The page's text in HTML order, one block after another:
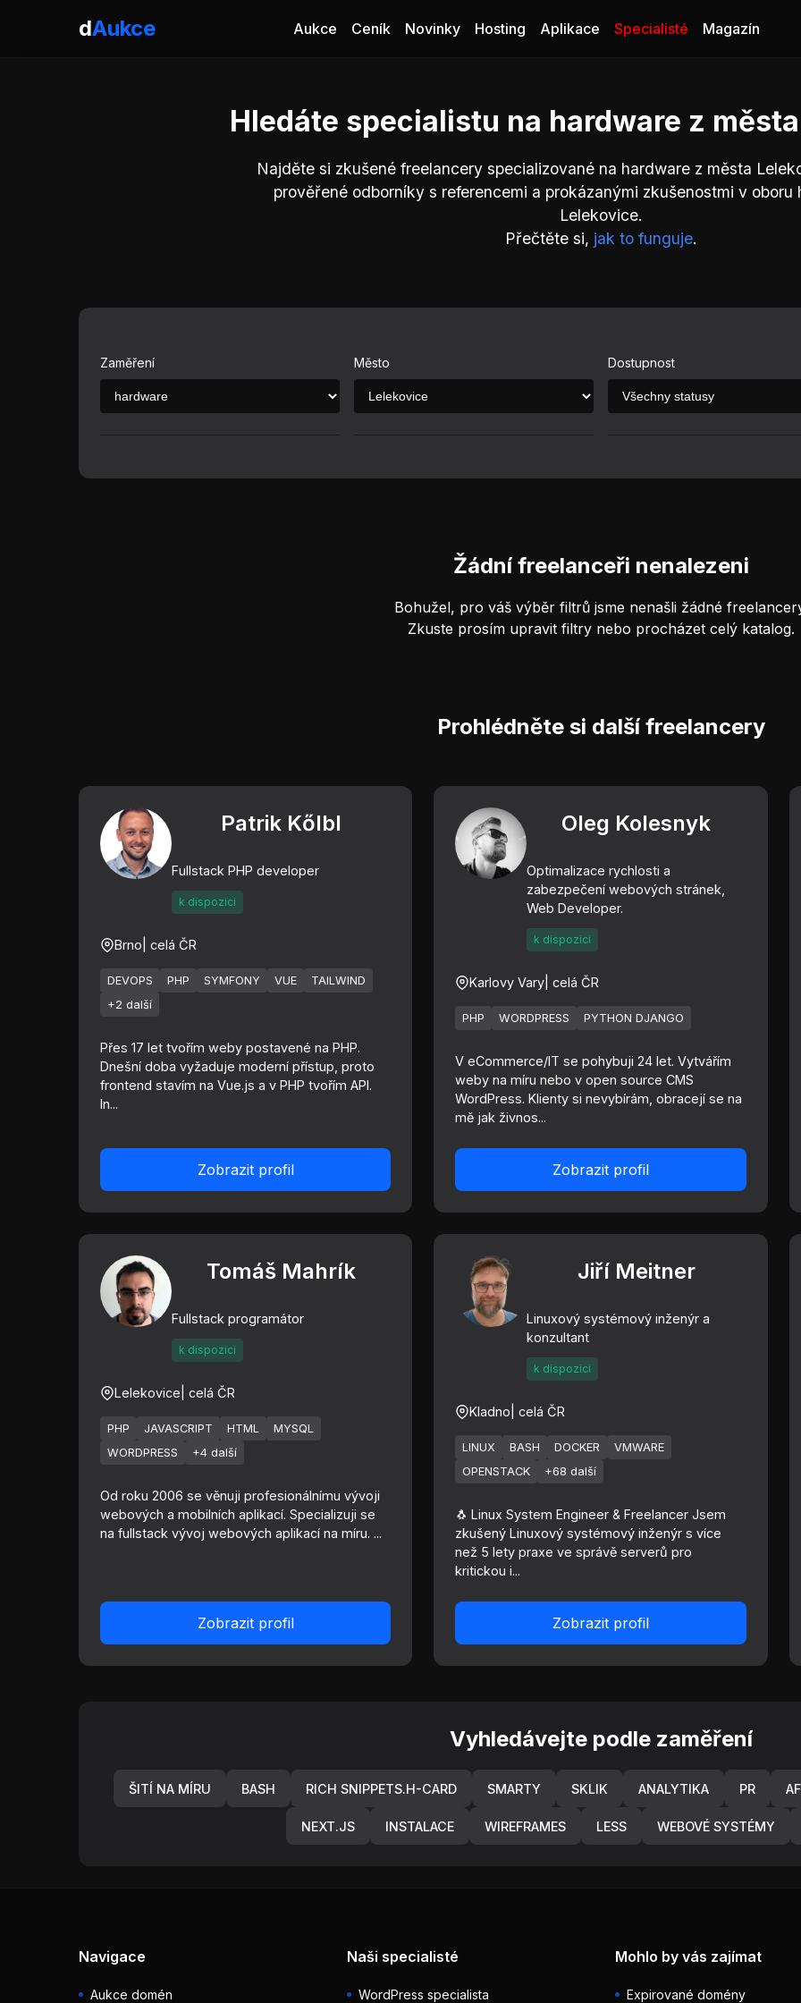
dAukce Aukce Ceník Novinky Hosting Aplikace Specialisté Magazín
Hledáte specialistu na hardware z
Najděte si zkušené freelancery specializované na hardware z města
prověřené odborníky s referencemi a prokázanými zkušenostmi v oboru
Lelekovice.
Přečtěte si, jak to funguje.
Zaměření Město Dostupnost
Žádní freelanceři nenalezeni
Bohužel, pro váš výběr filtrů jsme nenašli žádné
Zkuste prosím upravit filtry nebo procházet celý katalog.
Prohlédněte si další freelancery
Patrik Kőlbl
Fullstack PHP developer
k dispozici
Brno | celá ČR
DEVOPS PHP SYMFONY VUE
TAILWIND
+2 další
Přes 17 let tvořím weby postavené na PHP.
Dnešní doba vyžaduje moderní přístup, proto
frontend stavím na Vue.js a v PHP tvořím API.
In...
Zobrazit profil
Oleg Kolesnyk
Optimalizace rychlosti a
zabezpečení webových stránek,
Web Developer.
k dispozici
Karlovy Vary | celá ČR
PHP WORDPRESS PYTHON DJANGO
V eCommerce/IT se pohybuji 24 let. Vytvářím
weby na míru nebo v open source CMS
WordPress. Klienty si nevybírám, obracejí se na
mě jak živnos...
Zobrazit profil
Tomáš Mahrík
Fullstack programátor
k dispozici
Lelekovice | celá ČR
PHP JAVASCRIPT HTML
MYSQL
WORDPRESS
+4 další
Od roku 2006 se věnuji profesionálnímu vývoji
webových a mobilních aplikací. Specializuji se
na fullstack vývoj webových aplikací na míru. ...
Zobrazit profil
Jiří Meitner
Linuxový systémový inženýr a
konzultant
k dispozici
Kladno | celá ČR
LINUX BASH DOCKER
VMWARE
OPENSTACK
+68 další
🐧 Linux System Engineer & Freelancer Jsem
zkušený Linuxový systémový inženýr s více
než 5 lety praxe ve správě serverů pro
kritickou i...
Zobrazit profil
Vyhledávejte podle zaměření
ŠITÍ NA MÍRU BASH RICH SNIPPETS.H-CARD SMARTY SKLIK ANALYTIKA PR
NEXT.JS INSTALACE WIREFRAMES LESS WEBOVÉ SYSTÉMY
Navigace
Aukce domén
Naši specialisté
WordPress specialista
Mohlo by vás zajímat
Expirované domény